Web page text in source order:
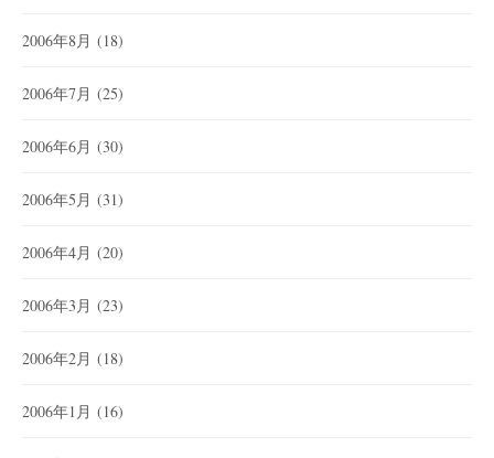
2006年8月 (18)
2006年7月 (25)
2006年6月 (30)
2006年5月 (31)
2006年4月 (20)
2006年3月 (23)
2006年2月 (18)
2006年1月 (16)